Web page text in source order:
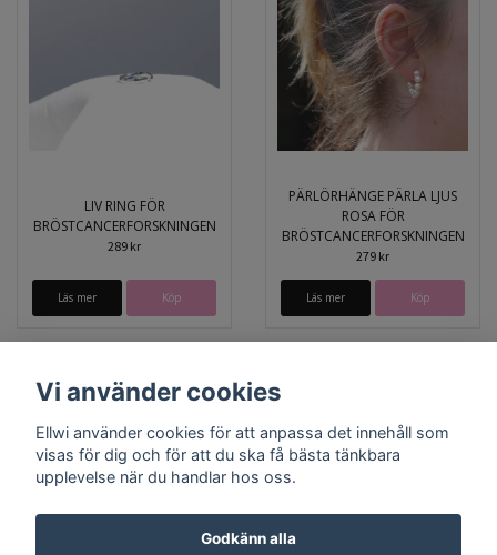
LIV RING FÖR
BRÖSTCANCERFORSKNINGEN
289 kr
Läs mer
PÄRLÖRHÄNGE PÄRLA LJUS
ROSA FÖR
BRÖSTCANCERFORSKNINGEN
279 kr
Läs mer
Vi använder cookies
Ellwi använder cookies för att anpassa det innehåll som
visas för dig och för att du ska få bästa tänkbara
upplevelse när du handlar hos oss.
Godkänn alla